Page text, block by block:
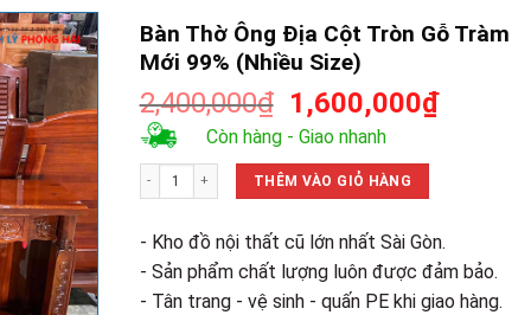
Bàn Thờ Ông Địa Cột Tròn Gỗ Tràm
Mới 99% (Nhiều Size)
2,400,000₫ Giá
gốc
là:
2,400,000₫.
1,600,000₫Giá
Còn hàng - Giao nhanh
Bàn Thờ Ông Địa Cột Tròn Gỗ Tràm Mới 99% (Nhiều Size) số
THÊM VÀO GIỎ HÀNG
- Kho đồ nội thất cũ lớn nhất Sài Gòn.
- Sản phẩm chất lượng luôn được đảm bảo.
- Tân trang - vệ sinh - quấn PE khi giao hàng.